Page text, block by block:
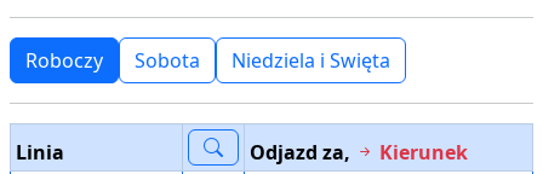
Roboczy Sobota Niedziela i Swięta
Linia Odjazd za, Kierunek